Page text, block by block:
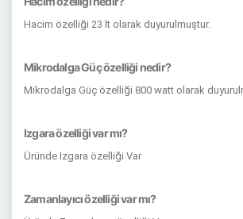
Hacim özelliği 23 lt olarak duyurulmuştur.
Mikrodalga Güç özelliği nedir?
Mikrodalga Güç özelliği 800 watt olarak
Izgara özelliği var mı?
Üründe Izgara özelliği Var
Zamanlayıcı özelliği var mı?